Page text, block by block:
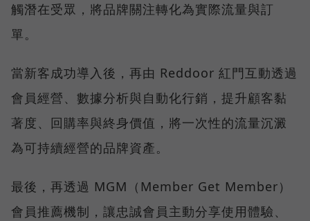
觸潛在受眾，將品牌關注轉化為實際流量與訂
單。
當新客成功導入後，再由 Reddoor 紅門互動透過
會員經營、數據分析與自動化行銷，提升顧客黏
著度、回購率與終身價值，將一次性的流量沉澱
為可持續經營的品牌資產。
最後，再透過 MGM（Member Get Member）
會員推薦機制，讓忠誠會員主動分享使用體驗、